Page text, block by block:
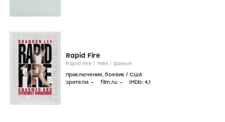
Rapid Fire
Rapid Fire / 1989 / фильм
приключения, боевик / США
зрители: – film.ru: – IMDb: 4,1